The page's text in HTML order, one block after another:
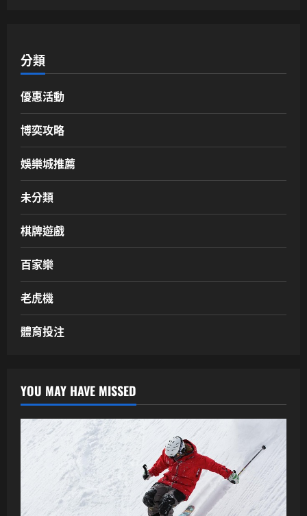
分類
優惠活動
博奕攻略
娛樂城推薦
未分類
棋牌遊戲
百家樂
老虎機
體育投注
YOU MAY HAVE MISSED